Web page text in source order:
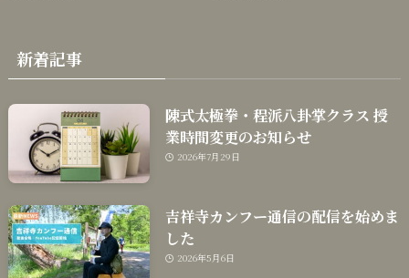
新着記事
陳式太極拳・程派八卦掌クラス 授
業時間変更のお知らせ
2026年7月29日
吉祥寺カンフー通信の配信を始めま
した
2026年5月6日